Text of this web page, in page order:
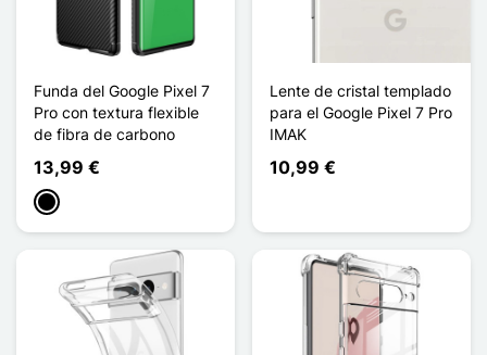
Funda del Google Pixel 7
Pro con textura flexible
de fibra de carbono
13,99 €
Negro
Lente de cristal templado
para el Google Pixel 7 Pro
IMAK
10,99 €